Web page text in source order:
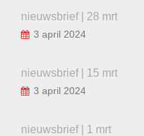
nieuwsbrief | 28 mrt
3 april 2024
nieuwsbrief | 15 mrt
3 april 2024
nieuwsbrief | 1 mrt